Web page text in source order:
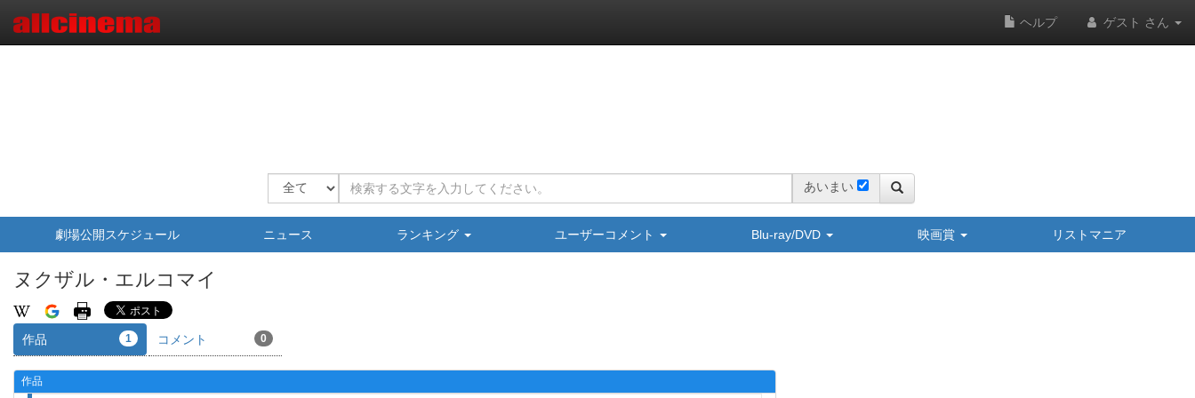
ヘルプ ゲスト さん
あいまい
劇場公開スケジュール ニュース ランキング ユーザーコメント Blu-ray/DVD 映画賞 リストマニア
ヌクザル・エルコマイ
作品 1 コメント 0
作品